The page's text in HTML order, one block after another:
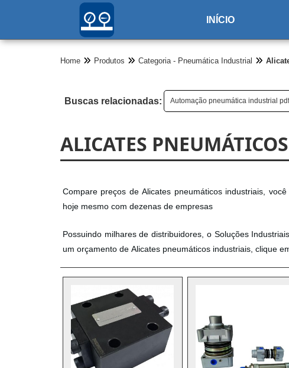
INÍCIO
Home Produtos Categoria - Pneumática Industrial
Buscas relacionadas: Automação pneumática industrial pdf
ALICATES
Compare preços de Alicates pneumáticos industriais,
hoje mesmo com dezenas de empresas
Possuindo milhares de distribuidores, o Soluções
um orçamento de Alicates pneumáticos industriais, clique